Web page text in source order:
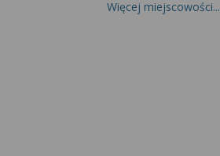
Więcej miejscowości...